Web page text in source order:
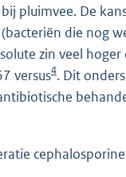
pluimvee. De
die nog
zin veel
versus4. Dit